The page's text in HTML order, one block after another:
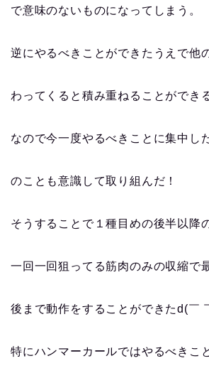
で意味のないものになってしまう。
逆にやるべきことができたうえで他
わってくると積み重ねることができ
なので今一度やるべきことに集中し
のことも意識して取り組んだ！
そうすることで１種目めの後半以降
一回一回狙ってる筋肉のみの収縮で
後まで動作をすることができたd(￣
特にハンマーカールではやるべきこ